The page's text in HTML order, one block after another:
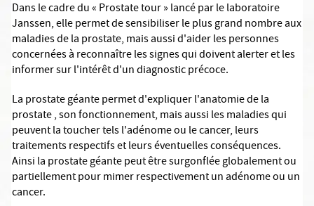
Dans le cadre du « Prostate tour » lancé par le laboratoire
Janssen, elle permet de sensibiliser le plus grand nombre aux
maladies de la prostate, mais aussi d'aider les personnes
concernées à reconnaître les signes qui doivent alerter et les
informer sur l'intérêt d'un diagnostic précoce.
La prostate géante permet d'expliquer l'anatomie de la
prostate , son fonctionnement, mais aussi les maladies qui
peuvent la toucher tels l'adénome ou le cancer, leurs
traitements respectifs et leurs éventuelles conséquences.
Ainsi la prostate géante peut être surgonflée globalement ou
partiellement pour mimer respectivement un adénome ou un
cancer.